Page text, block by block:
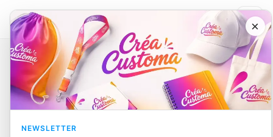
×
NEWSLETTER
Catalogue Soins personnels Balance Berry
EN STOCK